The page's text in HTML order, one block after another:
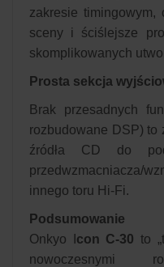
zakresie timingowym,
sceny i ściślejsze
skomplikowanych
Prosta sekcja
Brak przesadnych
rozbudowane DSP) to
źródła CD do
przedwzmacniacza/
innego toru Hi-Fi.
Podsumowanie
Onkyo I con C-30 to
nowoczesnymi